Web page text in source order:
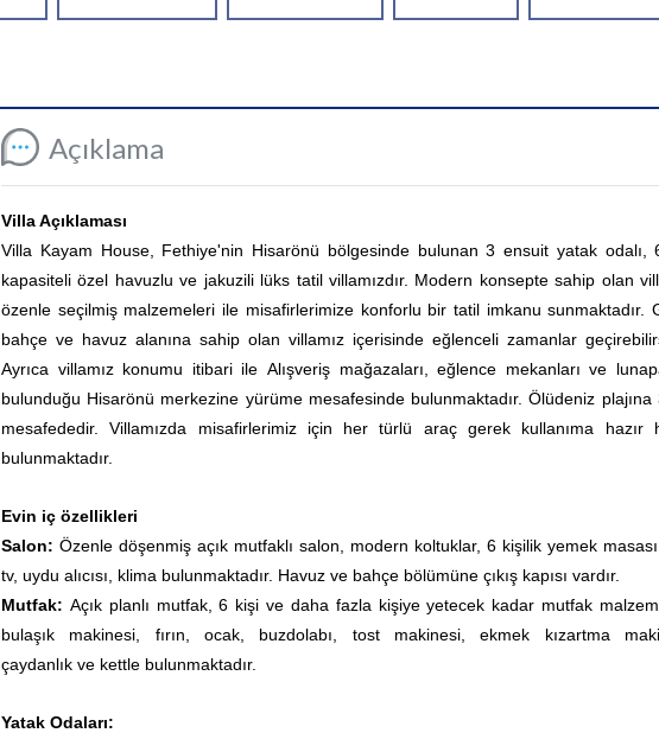
Açıklama
Villa Açıklaması
Villa Kayam House, Fethiye'nin Hisarönü bölgesinde bulunan 3 ensuit yatak odalı,
kapasiteli özel havuzlu ve jakuzili lüks tatil villamızdır. Modern konsepte sahip olan
özenle seçilmiş malzemeleri ile misafirlerimize konforlu bir tatil imkanu sunmaktadır.
bahçe ve havuz alanına sahip olan villamız içerisinde eğlenceli zamanlar
Ayrıca villamız konumu itibari ile Alışveriş mağazaları, eğlence mekanları ve
bulunduğu Hisarönü merkezine yürüme mesafesinde bulunmaktadır. Ölüdeniz plajına
mesafededir. Villamızda misafirlerimiz için her türlü araç gerek kullanıma hazır
bulunmaktadır.
Evin iç özellikleri
Salon: Özenle döşenmiş açık mutfaklı salon, modern koltuklar, 6 kişilik yemek
tv, uydu alıcısı, klima bulunmaktadır. Havuz ve bahçe bölümüne çıkış kapısı vardır.
Mutfak: Açık planlı mutfak, 6 kişi ve daha fazla kişiye yetecek kadar mutfak
bulaşık makinesi, fırın, ocak, buzdolabı, tost makinesi, ekmek kızartma
çaydanlık ve kettle bulunmaktadır.
Yatak Odaları: